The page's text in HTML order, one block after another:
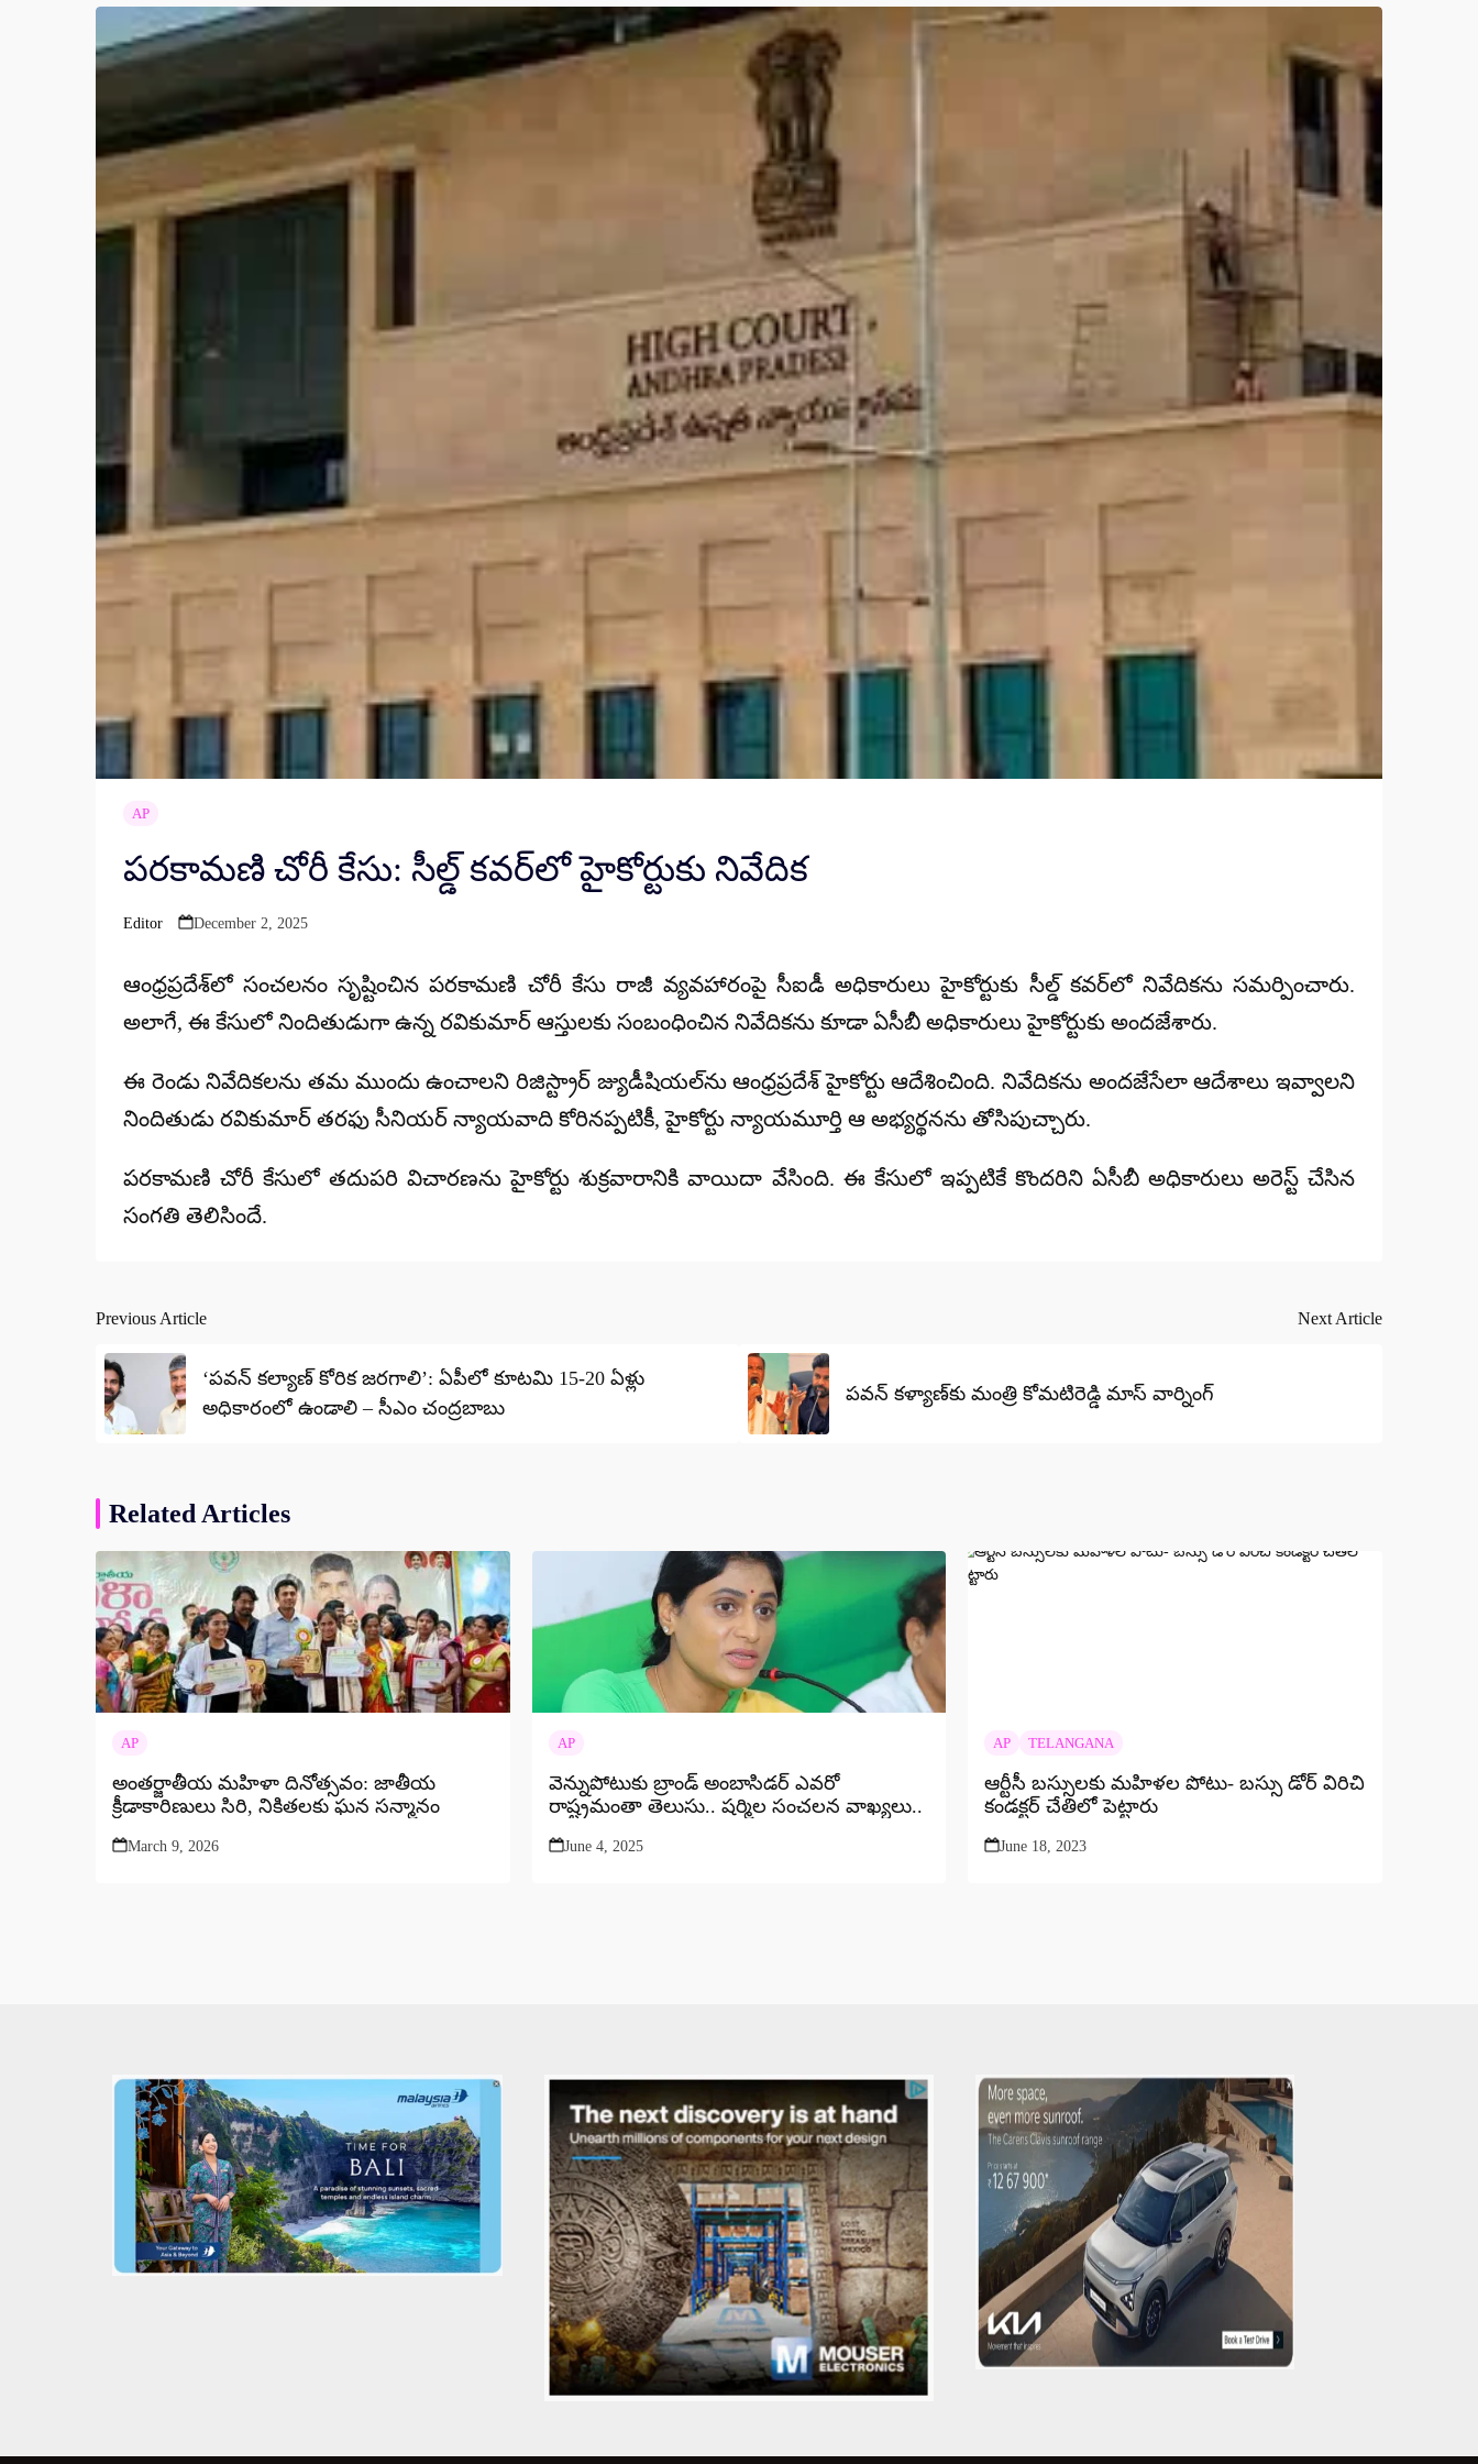
AP
పరకామణి చోరీ కేసు: సీల్డ్ కవర్‌లో హైకోర్టుకు నివేదిక
Posted
Editor December 2, 2025
ఆంధ్రప్రదేశ్‌లో సంచలనం సృష్టించినపరకామణి చోరీ కేసు రాజీ వ్యవహారంపై సీఐడీ అధికారులు హైకోర్టుకు సీల్డ్ కవర్‌లో నివేదికనుసమర్పించారు.
అలాగే, ఈ కేసులో నిందితుడుగా ఉన్న రవికుమార్ఆస్తులకు సంబంధించిన నివేదికను కూడా ఏసీబీ అధికారులుహైకోర్టుకు అందజేశారు.
ఈ రెండు నివేదికలను తమ ముందు ఉంచాలని రిజిస్ట్రార్ జ్యుడీషియల్‌ను ఆంధ్రప్రదేశ్ హైకోర్టు ఆదేశించింది. నివేదికను అందజేసేలా ఆదేశాలు ఇవ్వాలని
నిందితుడు రవికుమార్ తరఫు సీనియర్ న్యాయవాదికోరినప్పటికీ, హైకోర్టు న్యాయమూర్తి ఆ అభ్యర్థనను తోసిపుచ్చారు.
పరకామణి చోరీ కేసులో తదుపరి విచారణను హైకోర్టుశుక్రవారానికి వాయిదా వేసింది. ఈ కేసులో ఇప్పటికే కొందరిని ఏసీబీ అధికారులు అరెస్ట్ చేసిన
సంగతి తెలిసిందే.
Post
navigation
Previous Article
‘పవన్ కల్యాణ్ కోరిక జరగాలి’: ఏపీలో కూటమి 15-20 ఏళ్లు
అధికారంలో ఉండాలి – సీఎం చంద్రబాబు
Next Article
పవన్ కళ్యాణ్‌కు మంత్రి కోమటిరెడ్డి మాస్ వార్నింగ్
Related Articles
AP
అంతర్జాతీయ మహిళా దినోత్సవం: జాతీయ
క్రీడాకారిణులు సిరి, నికితలకు ఘన సన్మానం
March 9, 2026
AP
వెన్నుపోటుకు బ్రాండ్ అంబాసిడర్ ఎవరో
రాష్ట్రమంతా తెలుసు.. షర్మిల సంచలన వాఖ్యలు..
June 4, 2025
AP TELANGANA
ఆర్టీసీ బస్సులకు మహిళల పోటు- బస్సు డోర్ విరిచి
కండక్టర్ చేతిలో పెట్టారు
June 18, 2023